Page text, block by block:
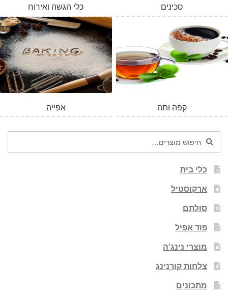
המלאי אזל
כלי הגשה ואירוח סכינים
אפייה קפה ותה
חיפוש
עבור:
חיפוש
כלי בית
ארקוסטיל
סולתם
פוד אפיל
מוצרי נינג'ה
צלחות קורנינג
מתכונים